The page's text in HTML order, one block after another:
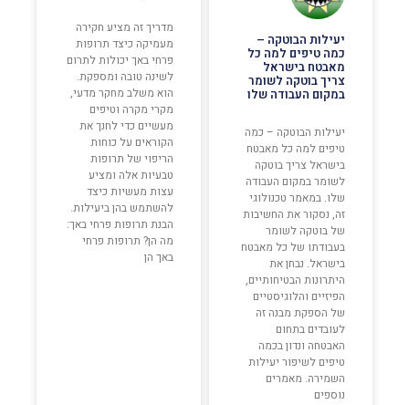
יעילות הבוטקה –
כמה טיפים למה כל
מאבטח בישראל
צריך בוטקה לשומר
במקום העבודה שלו
יעילות הבוטקה – כמה
טיפים למה כל מאבטח
בישראל צריך בוטקה
לשומר במקום העבודה
שלו. במאמר טכנולוגי
זה, נסקור את החשיבות
של בוטקה לשומר
בעבודתו של כל מאבטח
בישראל. נבחן את
היתרונות הבטיחותיים,
הפיזיים והלוגיסטיים
של הספקת מבנה זה
לעובדים בתחום
האבטחה ונדון בכמה
טיפים לשיפור יעילות
השמירה. מאמרים
נוספים
מדריך זה מציע חקירה
מעמיקה כיצד תרופות
פרחי באך יכולות לתרום
לשינה טובה ומספקת.
הוא משלב מחקר מדעי,
מקרי מקרה וטיפים
מעשיים כדי לחנך את
הקוראים על כוחות
הריפוי של תרופות
טבעיות אלה ומציע
עצות מעשיות כיצד
להשתמש בהן ביעילות.
הבנת תרופות פרחי באך:
מה הן? תרופות פרחי
באך הן